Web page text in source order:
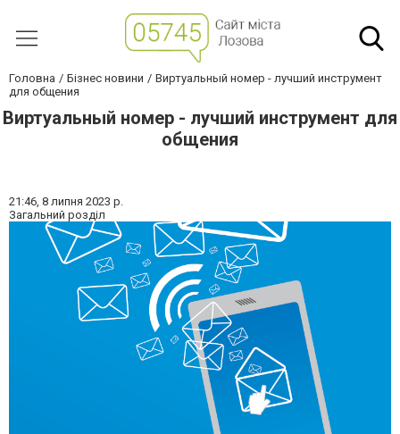
Головна Бізнес новини
Виртуальный номер - лучший инструмент
для общения
Виртуальный номер - лучший инструмент для
общения
21:46, 8 липня 2023 р.
Загальний розділ